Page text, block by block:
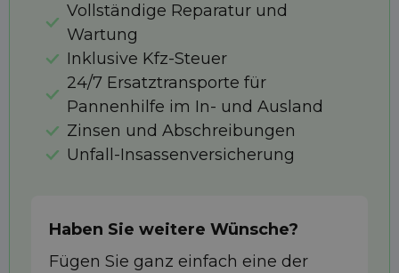
Vollständige Reparatur und
Wartung
Inklusive Kfz-Steuer
24/7 Ersatztransporte für
Pannenhilfe im In- und Ausland
Zinsen und Abschreibungen
Unfall-Insassenversicherung
Haben Sie weitere Wünsche?
Fügen Sie ganz einfach eine der